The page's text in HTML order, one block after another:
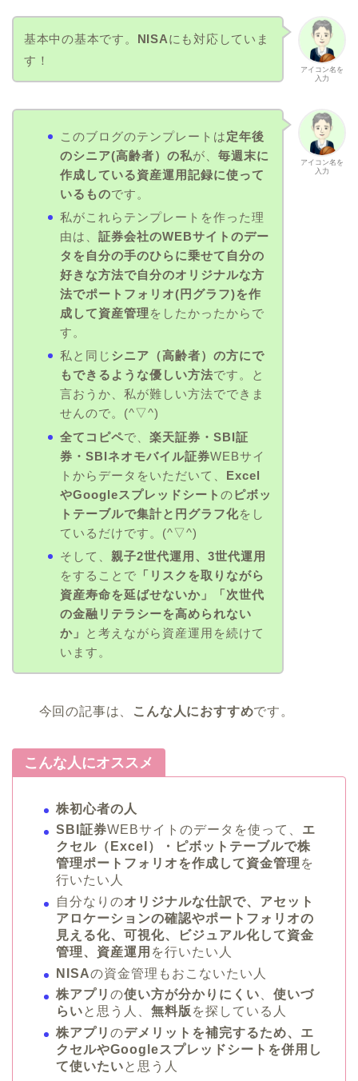
アイコン名を
入力
基本中の基本です。 NISAにも対応していま
す！
アイコン名を
入力
このブログのテンプレートは定年後
のシニア(高齢者）の私が、 毎週末に
作成している資産運用記録に使って
いるものです。
私がこれらテンプレートを作った理
由は、 証券会社のWEBサイトのデー
タを自分の手のひらに乗せて自分の
好きな方法で自分のオリジナルな方
法でポートフォリオ(円グラフ)を作
成して資産管理 をしたかったからで
す。
私と同じ シニア（高齢者）の方にで
もできるような優しい方法です。と
言おうか、私が難しい方法でできま
せんので。(^▽^)
全てコピペで、 楽天証券・SBI証
券・SBIネオモバイル証券WEBサイ
トからデータをいただいて、 Excel
やGoogleスプレッドシート のピボッ
トテーブルで集計と円グラフ化をし
ているだけです。(^▽^)
そして、 親子2世代運用、3世代運用
をすることで 「リスクを取りながら
資産寿命を延ばせないか」「次世代
の金融リテラシーを高められない
か」
と考えながら資産運用を続けて
います。
今回の記事は、 こんな人におすすめです。
こんな人にオススメ
株初心者の人
SBI証券WEBサイトのデータを使って、 エ
クセル（Excel）・ピボットテーブルで株
管理ポートフォリオを作成して資金管理 を
行いたい人
自分なりのオリジナルな仕訳で、アセット
アロケーションの確認やポートフォリオの
見える化、可視化、ビジュアル化して資金
管理、資産運用 を行いたい人
NISAの資金管理もおこないたい人
株アプリ の使い方が分かりにくい
使いづ
らいと思う人、 無料版 を探している人
株アプリ のデメリットを補完するため、エ
クセルやGoogleスプレッドシートを併用し
て使いたいと思う人